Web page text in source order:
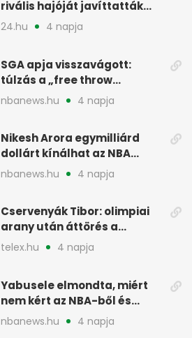
rivális hajóját javíttatták
meg
24.hu 4 napja
SGA apja visszavágott:
túlzás a „free throw
merchant” címke?
nbanews.hu 4 napja
Nikesh Arora egymilliárd
dollárt kínálhat az NBA
Europe londoni csapatáért
nbanews.hu 4 napja
Cservenyák Tibor: olimpiai
arany után áttörés a
rákkutatásban
telex.hu 4 napja
Yabusele elmondta, miért
nem kért az NBA-ből és
miért jött Európába
nbanews.hu 4 napja